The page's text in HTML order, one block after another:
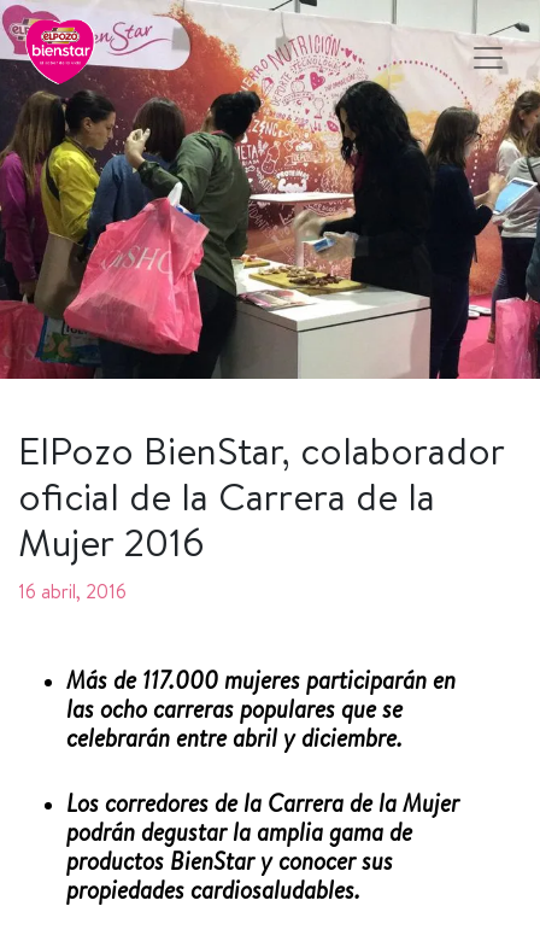
ElPozo BienStar, colaborador
oficial de la Carrera de la
Mujer 2016
16 abril, 2016
Más de 117.000 mujeres participarán en
las ocho carreras populares que se
celebrarán entre abril y diciembre.
Los corredores de la Carrera de la Mujer
podrán degustar la amplia gama de
productos BienStar y conocer sus
propiedades cardiosaludables.